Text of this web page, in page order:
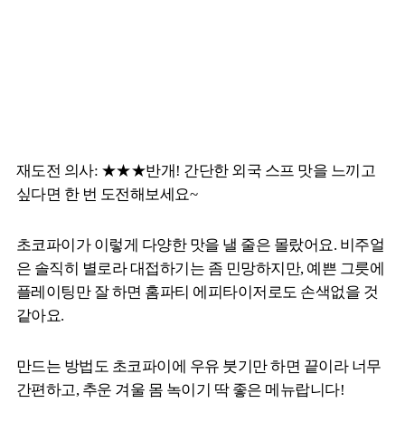
재도전 의사: ★★★반개! 간단한 외국 스프 맛을 느끼고
싶다면 한 번 도전해보세요~
초코파이가 이렇게 다양한 맛을 낼 줄은 몰랐어요. 비주얼
은 솔직히 별로라 대접하기는 좀 민망하지만, 예쁜 그릇에
플레이팅만 잘 하면 홈파티 에피타이저로도 손색없을 것
같아요.
만드는 방법도 초코파이에 우유 붓기만 하면 끝이라 너무
간편하고, 추운 겨울 몸 녹이기 딱 좋은 메뉴랍니다!